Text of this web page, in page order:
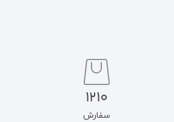
1210
سفارش